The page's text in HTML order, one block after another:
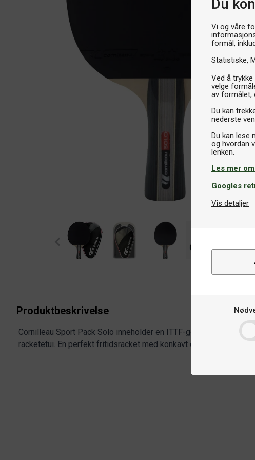
Du
Vi og våre
formål,
Statistiske
Ved å
velge
av formålet,
Du kan
nederste
Du kan lese
og hvordan
Les mer
Googles
Vis detaljer
Produktbeskrivelse
Cornilleau Sport Pack Solo inneholder en ITTF-godkjent racket
racketetui. En perfekt fritidsracket med konkavt grep.